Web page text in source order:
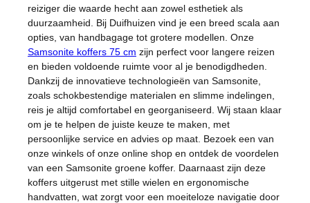
reiziger die waarde hecht aan zowel esthetiek als
duurzaamheid. Bij Duifhuizen vind je een breed scala aan
opties, van handbagage tot grotere modellen. Onze
Samsonite koffers 75 cm zijn perfect voor langere reizen
en bieden voldoende ruimte voor al je benodigdheden.
Dankzij de innovatieve technologieën van Samsonite,
zoals schokbestendige materialen en slimme indelingen,
reis je altijd comfortabel en georganiseerd. Wij staan klaar
om je te helpen de juiste keuze te maken, met
persoonlijke service en advies op maat. Bezoek een van
onze winkels of onze online shop en ontdek de voordelen
van een Samsonite groene koffer. Daarnaast zijn deze
koffers uitgerust met stille wielen en ergonomische
handvatten, wat zorgt voor een moeiteloze navigatie door